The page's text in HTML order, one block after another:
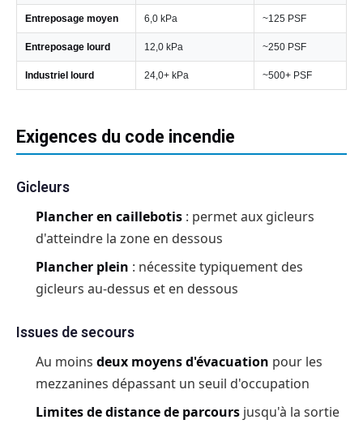
Entreposage moyen 6,0 kPa ~125 PSF
Entreposage lourd 12,0 kPa ~250 PSF
Industriel lourd 24,0+ kPa ~500+ PSF
Exigences du code incendie
Gicleurs
Plancher en caillebotis : permet aux gicleurs
d'atteindre la zone en dessous
Plancher plein : nécessite typiquement des
gicleurs au-dessus et en dessous
Issues de secours
Au moins deux moyens d'évacuation pour les
mezzanines dépassant un seuil d'occupation
Limites de distance de parcours jusqu'à la sortie